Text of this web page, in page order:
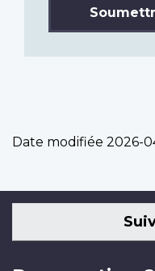
Date modifiée 2026-